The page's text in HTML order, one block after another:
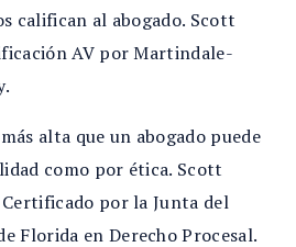
califican al abogado. Scott
AV por Martindale-
alta que un abogado puede
como por ética. Scott
por la Junta del
Florida en Derecho Procesal.